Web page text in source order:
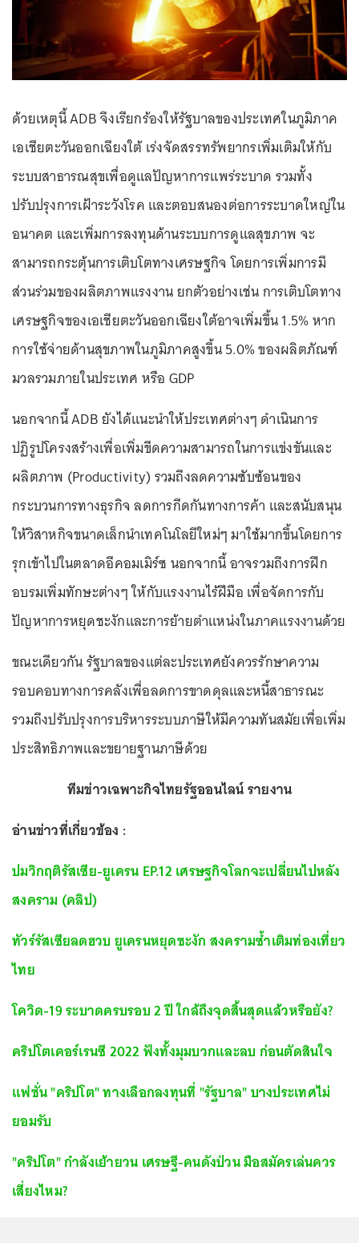
ด้วยเหตุนี้ ADB จึงเรียกร้องให้รัฐบาลของประเทศในภูมิภาค
เอเชียตะวันออกเฉียงใต้ เร่งจัดสรรทรัพยากรเพิ่มเติมให้กับ
ระบบสาธารณสุขเพื่อดูแลปัญหาการแพร่ระบาด รวมทั้ง
ปรับปรุงการเฝ้าระวังโรค และตอบสนองต่อการระบาดใหญ่ใน
อนาคต และเพิ่มการลงทุนด้านระบบการดูแลสุขภาพ จะ
สามารถกระตุ้นการเติบโตทางเศรษฐกิจ โดยการเพิ่มการมี
ส่วนร่วมของผลิตภาพแรงงาน ยกตัวอย่างเช่น การเติบโตทาง
เศรษฐกิจของเอเชียตะวันออกเฉียงใต้อาจเพิ่มขึ้น 1.5% หาก
การใช้จ่ายด้านสุขภาพในภูมิภาคสูงขึ้น 5.0% ของผลิตภัณฑ์
มวลรวมภายในประเทศ หรือ GDP
นอกจากนี้ ADB ยังได้แนะนำให้ประเทศต่างๆ ดำเนินการ
ปฏิรูปโครงสร้างเพื่อเพิ่มขีดความสามารถในการแข่งขันและ
ผลิตภาพ (Productivity) รวมถึงลดความซับซ้อนของ
กระบวนการทางธุรกิจ ลดการกีดกันทางการค้า และสนับสนุน
ให้วิสาหกิจขนาดเล็กนำเทคโนโลยีใหม่ๆ มาใช้มากขึ้นโดยการ
รุกเข้าไปในตลาดอีคอมเมิร์ซ นอกจากนี้ อาจรวมถึงการฝึก
อบรมเพิ่มทักษะต่างๆ ให้กับแรงงานไร้ฝีมือ เพื่อจัดการกับ
ปัญหาการหยุดชะงักและการย้ายตำแหน่งในภาคแรงงานด้วย
ขณะเดียวกัน รัฐบาลของแต่ละประเทศยังควรรักษาความ
รอบคอบทางการคลังเพื่อลดการขาดดุลและหนี้สาธารณะ
รวมถึงปรับปรุงการบริหารระบบภาษีให้มีความทันสมัยเพื่อเพิ่ม
ประสิทธิภาพและขยายฐานภาษีด้วย
ทีมข่าวเฉพาะกิจไทยรัฐออนไลน์ รายงาน
อ่านข่าวที่เกี่ยวข้อง :
ปมวิกฤติรัสเซีย-ยูเครน EP.12 เศรษฐกิจโลกจะเปลี่ยนไปหลัง
สงคราม (คลิป)
ทัวร์รัสเซียลดฮวบ ยูเครนหยุดชะงัก สงครามซ้ำเติมท่องเที่ยว
ไทย
โควิด-19 ระบาดครบรอบ 2 ปี ใกล้ถึงจุดสิ้นสุดแล้วหรือยัง?
คริปโตเคอร์เรนซี 2022 ฟังทั้งมุมบวกและลบ ก่อนตัดสินใจ
แฟชั่น "คริปโต" ทางเลือกลงทุนที่ "รัฐบาล" บางประเทศไม่
ยอมรับ
"คริปโต" กำลังเย้ายวน เศรษฐี-คนดังป่วน มือสมัครเล่นควร
เสี่ยงไหม?